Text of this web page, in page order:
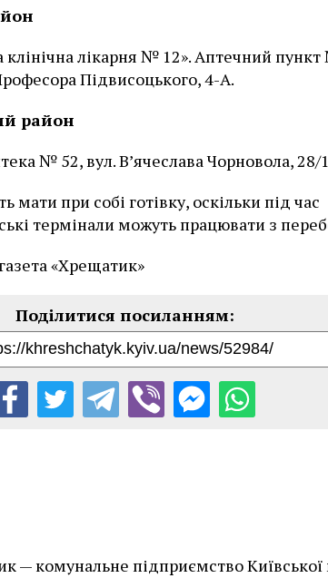
клінічна лікарня № 12». Аптечний
Підвисоцького, 4-А.
район
№ 52, вул. В’ячеслава Чорновола, 28/
мати при собі готівку, оскільки під час
термінали можуть працювати з
«Хрещатик»
— комунальне підприємство Київської